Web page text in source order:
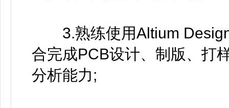
3.熟练使用Altium
合完成PCB设计、制版、打
分析能力;